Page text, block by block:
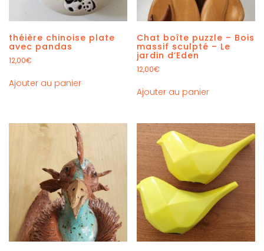
théière chinoise plate
avec pandas
12,00€
Ajouter au panier
Chat boîte puzzle – Bois
massif sculpté – Le
jardin d’Eden
12,00€
Ajouter au panier